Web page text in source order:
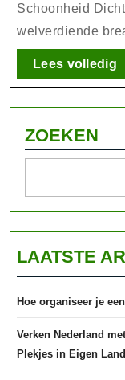
tijdens
een
Weekje
Weg
Schoonheid
welverdiende
Lees volledig
ZOEKEN
LAATSTE
Hoe organiseer je
Verken Nederland
Plekjes in Eigen Land